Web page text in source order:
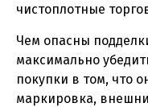
чистоплотные
Чем опасны
максимально
покупки в том, что
маркировка,